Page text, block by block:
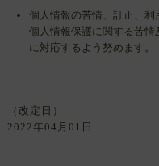
師
個人情報の苦情、訂正、利
個人情報保護に関する苦
に対応するよう努めます。
（改定日）
2022年04月01日